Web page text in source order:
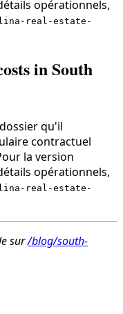
opérationnels,
real-estate-
in South
qu'il
contractuel
la version
opérationnels,
real-estate-
sur/blog/south-